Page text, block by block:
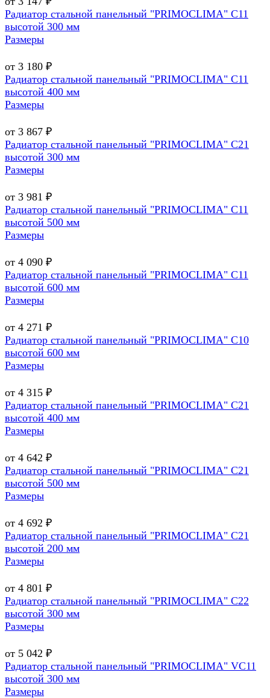
Радиатор стальной панельный "PRIMOCLIMA" C11
высотой 300 мм
Размеры
от 3 180 ₽
Радиатор стальной панельный "PRIMOCLIMA" C11
высотой 400 мм
Размеры
от 3 867 ₽
Радиатор стальной панельный "PRIMOCLIMA" C21
высотой 300 мм
Размеры
от 3 981 ₽
Радиатор стальной панельный "PRIMOCLIMA" C11
высотой 500 мм
Размеры
от 4 090 ₽
Радиатор стальной панельный "PRIMOCLIMA" C11
высотой 600 мм
Размеры
от 4 271 ₽
Радиатор стальной панельный "PRIMOCLIMA" C10
высотой 600 мм
Размеры
от 4 315 ₽
Радиатор стальной панельный "PRIMOCLIMA" C21
высотой 400 мм
Размеры
от 4 642 ₽
Радиатор стальной панельный "PRIMOCLIMA" C21
высотой 500 мм
Размеры
от 4 692 ₽
Радиатор стальной панельный "PRIMOCLIMA" C21
высотой 200 мм
Размеры
от 4 801 ₽
Радиатор стальной панельный "PRIMOCLIMA" C22
высотой 300 мм
Размеры
от 5 042 ₽
Радиатор стальной панельный "PRIMOCLIMA" VC11
высотой 300 мм
Размеры